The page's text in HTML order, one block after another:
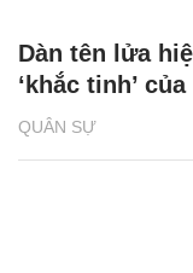
QUÂN SỰ
Dàn tên lửa
‘khắc tinh’